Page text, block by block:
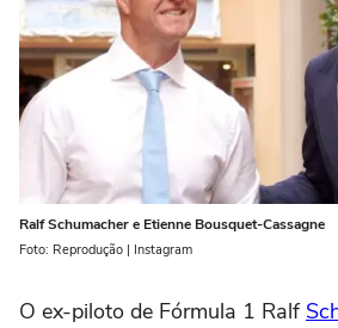
Ralf Schumacher e Etienne Bousquet-Cassagne
Foto: Reprodução | Instagram
O ex-piloto de Fórmula 1 Ralf